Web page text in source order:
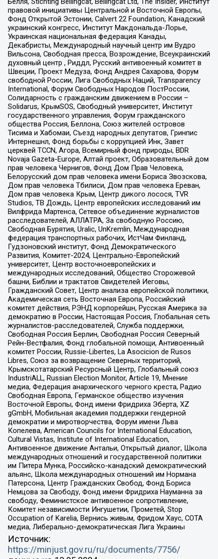
правовой инициативы Центральной и Восточной Европы,
Фонд Открытой Эстонии, Calvert 22 Foundation, Канадский
украинский конгресс, Институт Макдональда-Лорье,
Украинская национальная федерация Канады,
Декабристы, Международный научный центр им Вудро
Вильсона, Свободная пресса, Возрождение, Всеукраинский
духовный центр , Риддл, Русский антивоенный комитет в
Швеции, Проект Медуза, Фонд Андрея Сахарова, Форум
свободной России, Лига Свободных Наций, Transparеncy
International, Форум Свободных Народов ПостРоссии,
Солидарность с гражданским движением в России –
Solidarus, КрымSOS, Свободный университет, Институт
государственного управления, Форум гражданского
общества Россия, Беллона, Союз жителей островов
Тисима и Хабомаи, Съезд народных депутатов, Гринпис
Интернешнл, Фонд борьбы с коррупцией Инк, Завет
церквей TCCN, Агора, Всемирный фонд природы, BDR
Novaja Gazeta-Europe, Алтай проект, Образовательный дом
прав человека Чернигов, Фонд Дом Прав Человека,
Белорусский дом прав человека имени Бориса Звозскова,
Дом прав человека Тбилиси, Дом прав человека Ереван,
Дом прав человека Крым, Центр дикого лосося, TVR
Studios, ТВ Дождь, Центр европейских исследований им
Вилфрида Мартенса, Сетевое объединение журналистов
расследователей, АЛЛАТРА, За свободную Россию,
Свободная Бурятия, Uralic, UnKremlin, Международная
федерация транспортных рабочих, ИстЧам Финланд,
Гудзоновский институт, Фонд Демократического
Развития, Комитет-2024, Центрально-Европейский
университет, Центр восточноевропейских и
международных исследований, Общество Сторожевой
башни, Библии и трактатов Свидетелей Иеговы,
Гражданский Совет, Центр анализа европейской политики,
Академическая сеть Восточная Европа, Российский
комитет действия, РЭНД корпорейшн, Русская Америка за
демократию в России, Настоящая Россия, Глобальная сеть
журналистов-расследователей, Служба поддержки,
Свободная Россия Берлин, Свободная Россия Северный
Рейн-Вестфалия, Фонд глобальной помощи, Антивоенный
комитет России, Russie-Libertes, La Asocicion de Rusos
Libres, Союз за возвращение Северных территорий,
Крымскотатарский Ресурсный Центр, Глобальный союз
IndustriALL, Russian Election Monitor, Article 19, Мнение
медиа, Федерация анархического черного креста, Радио
Свободная Европа, Германское общество изучения
Восточной Европы, Фонд имени Фридриха Эберта, XZ
gGmbH, Мобильная академия поддержки гендерной
демократии и миротворчества, Форум имени Льва
Копелева, American Councils for International Education,
Cultural Vistas, Institute of International Education,
Антивоенное движение Антальи, Открытый диалог, Школа
международных отношений и государственной политики
им Питера Мунка, Российско-канадский демократический
альянс, Школа международных отношений им Нормана
Патерсона, Центр Гражданских Свобод, Фонд Бориса
Немцова за Свободу, Фонд имени Фридриха Науманна за
свободу, Феминистское антивоенное сопротивление,
Комитет независимости Ингушетии, Прометей, Stop
Occupation of Karelia, Вернись живым, Фридом Хаус, СОТА
медиа, Либерально-демократическая Лига Украины
Источник:
https://minjust.gov.ru/ru/documents/7756/